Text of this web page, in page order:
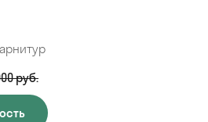
руб.